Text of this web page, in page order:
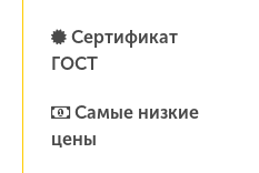
Сертификат
ГОСТ
Самые низкие
цены